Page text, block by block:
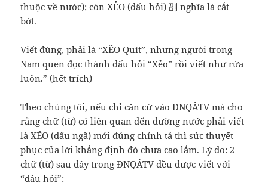
thuộc về nước); còn XẺO (dấu hỏi) 刟 nghĩa là cắt
bớt.
Viết đúng, phải là “XẼO Quít”, nhưng người trong
Nam quen đọc thành dấu hỏi “Xẻo” rồi viết như rứa
luôn.” (hết trích)
Theo chúng tôi, nếu chỉ căn cứ vào ĐNQÂTV mà cho
rằng chữ (từ) có liên quan đến đường nước phải viết
là XẼO (dấu ngã) mới đúng chính tả thì sức thuyết
phục của lời khẳng định đó chưa cao lắm. Lý do: 2
chữ (từ) sau đây trong ĐNQÂTV đều được viết với
“dâu hỏi”: